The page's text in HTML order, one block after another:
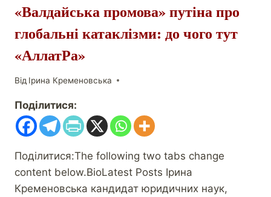
«Валдайська промова» путіна про
глобальні катаклізми: до чого тут
«АллатРа»
Від Ірина Кременовська
Поділитися:
Поділитися:The following two tabs change
content below.BioLatest Posts Ірина
Кременовська кандидат юридичних наук,